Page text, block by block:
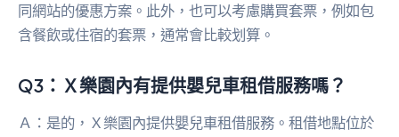
同網站的優惠方案。此外，也可以考慮購買套票，例如包
含餐飲或住宿的套票，通常會比較划算。
Q3：Ｘ樂園內有提供嬰兒車租借服務嗎？
Ａ：是的，Ｘ樂園內提供嬰兒車租借服務。租借地點位於